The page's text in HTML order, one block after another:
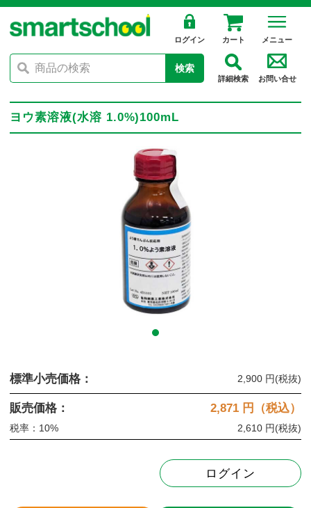
ログイン カート メニュー
検索
詳細検索 お問い合せ
ヨウ素溶液(水溶 1.0%)100mL
標準小売価格： 2,900 円(税抜)
販売価格： 2,871 円（税込）
税率：10% 2,610 円(税抜)
ログイン